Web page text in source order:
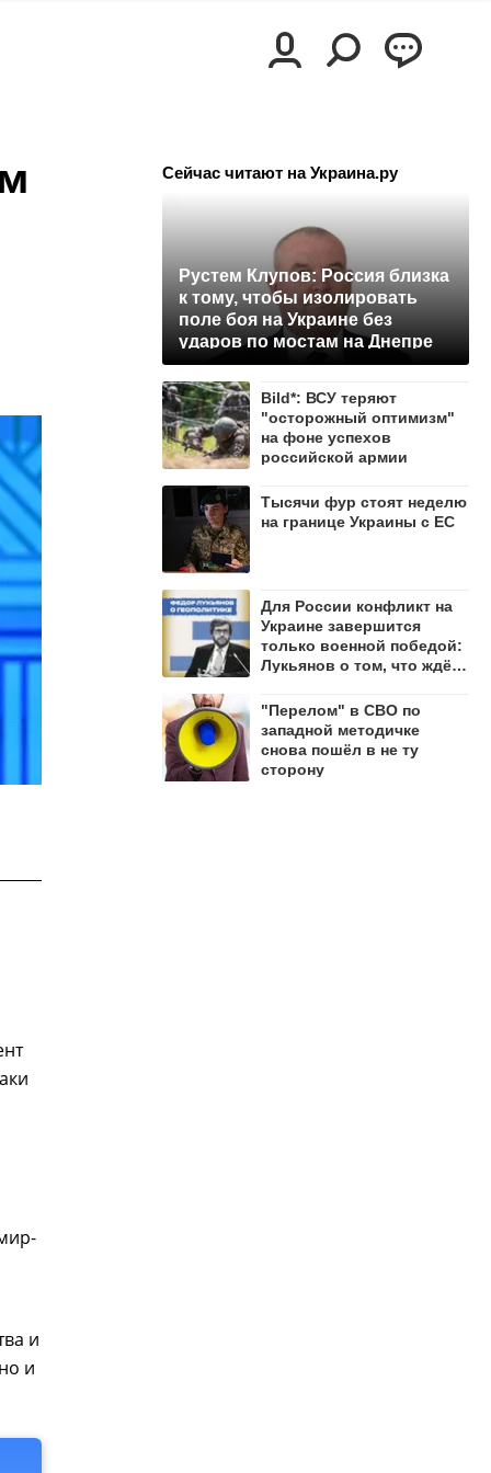
и
и
Сейчас читают на Украина.ру
Рустем Клупов: Россия близка
к тому, чтобы изолировать
поле боя на Украине без
ударов по мостам на Днепре
Bild*: ВСУ теряют
"осторожный оптимизм"
на фоне успехов
российской армии
Тысячи фур стоят неделю
на границе Украины с ЕС
Для России конфликт на
Украине завершится
только военной победой:
Лукьянов о том, что ждёт
"Перелом" в СВО по
западной методичке
снова пошёл в не ту
сторону